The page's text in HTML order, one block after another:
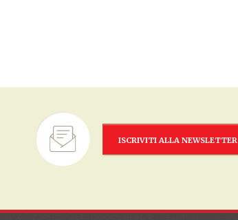
ISCRIVITI ALLA NEWSLETTER